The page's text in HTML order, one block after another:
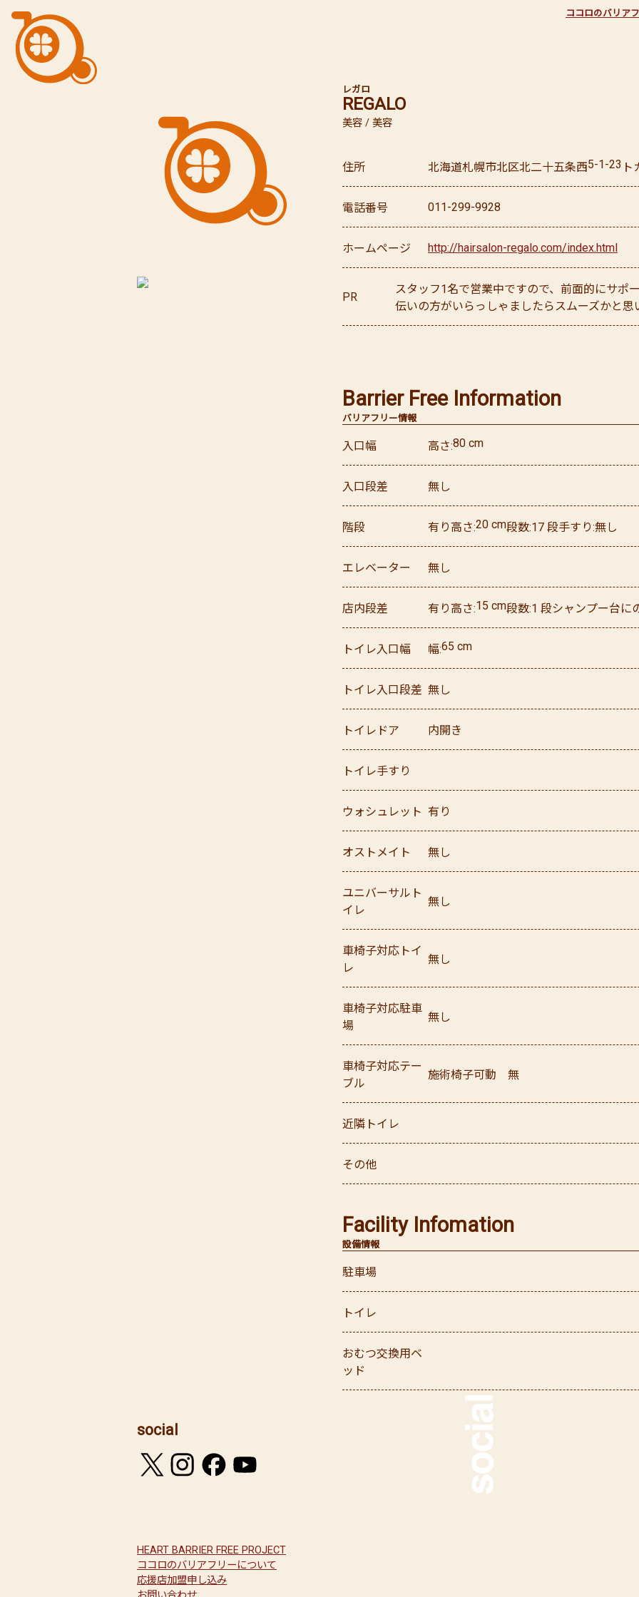
ココロのバリア
REGALO
レガロ
美容 / 美容
住所 北海道札幌市北区北二十五条西5-1-23 ト
電話番号 011-299-9928
ホームページ http://hairsalon-regalo.com/index.html
PR
スタッフ1名で営業中ですので、前面的にサポ
伝いの方がいらっしゃましたらスムーズかと思
バリアフリー情報
Barrier Free Information
入口幅 高さ 80 cm
入口段差 無し
階段 有り高さ 20 cm段数 17 段手すり 無し
エレベーター 無し
店内段差 有り高さ 15 cm段数 1 段シャンプー台に
トイレ入口幅 幅65 cm
トイレ入口段差 無し
トイレドア 内開き
トイレ手すり
ウォシュレット 有り
オストメイト 無し
ユニバーサルト
イレ
無し
車椅子対応トイ
レ
無し
車椅子対応駐車
場
無し
車椅子対応テー
ブル
施術椅子可動 無
近隣トイレ
その他
設備情報
Facility Infomation
駐車場
トイレ
おむつ交換用ベ
ッド
social
HEART BARRIER FREE PROJECT
ココロのバリアフリーについて
応援店加盟申し込み